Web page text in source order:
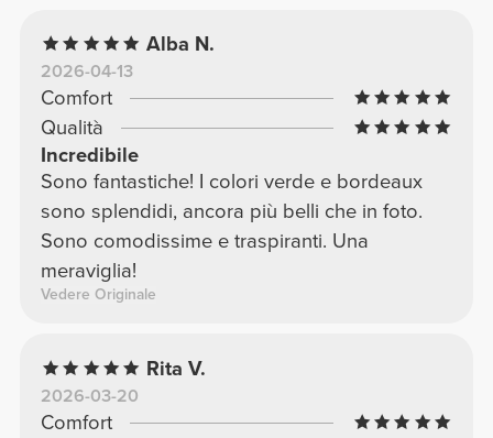
Alba N.
2026-04-13
Comfort
Qualità
Incredibile
Sono fantastiche! I colori verde e bordeaux
sono splendidi, ancora più belli che in foto.
Sono comodissime e traspiranti. Una
meraviglia!
Vedere Originale
Rita V.
2026-03-20
Comfort